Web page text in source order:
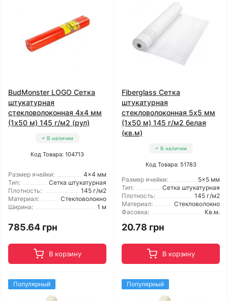
BudMonster LOGO Сетка
штукатурная
стекловолоконная 4x4 мм
(1x50 м) 145 г/м2 (рул)
В наличии
Код Товара: 104713
Размер ячейки:
4x4 мм
Тип:
Сетка штукатурная
Плотность:
145 г/м2
Материал:
Стекловолокно
Ширина:
1 м
785.64 грн
В корзину
Fiberglass Сетка
штукатурная
стекловолоконная 5x5 мм
(1x50 м) 145 г/м2 белая
(кв.м)
В наличии
Код Товара: 51783
Размер ячейки:
5x5 мм
Тип:
Сетка штукатурная
Плотность:
145 г/м2
Материал:
Стекловолокно
Фасовка:
Кв.м.
20.78 грн
В корзину
Популярный Популярный